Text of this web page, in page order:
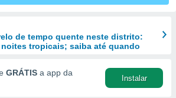
de tempo quente neste distrito:
noites tropicais; saiba até quando
GRÁTIS a app da
Instalar